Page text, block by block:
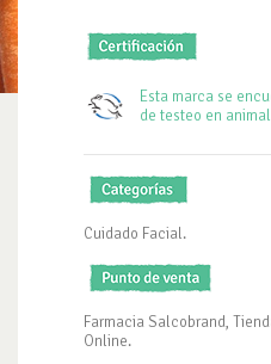
Esta marca se
de testeo en
Cuidado Facial.
Farmacia Salcobrand,
Online.